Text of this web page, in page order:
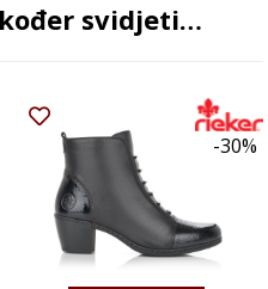
svidjeti…
-30%